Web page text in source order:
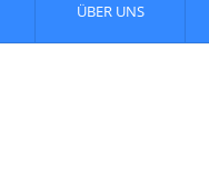
ÜBER UNS